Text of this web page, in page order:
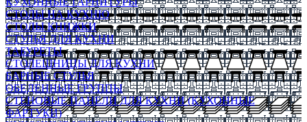
СТОЛЫ НА КУХНЮ
СТОЛЫ КНИЖКИ
СТУЛЬЯ ДЛЯ КУХНИ
ТАБУРЕТЫ
СТОЛЕШНИЦЫ ДЛЯ КУХНИ
БАРНЫЕ СТУЛЬЯ
ОБЕДЕННЫЕ ГРУППЫ
СТЕНОВЫЕ ПАНЕЛИ ДЛЯ КУХНИ (КУХОННЫЕ
ФАРТУКИ)